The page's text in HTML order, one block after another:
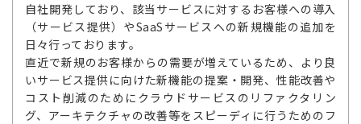
自社開発しており、該当サービスに対するお客様への導入
（サービス提供）やSaaSサービスへの新規機能の追加を
日々行っております。
直近で新規のお客様からの需要が増えているため、より良
いサービス提供に向けた新機能の提案・開発、性能改善や
コスト削減のためにクラウドサービスのリファクタリン
グ、アーキテクチャの改善等をスピーディに行うためのフ